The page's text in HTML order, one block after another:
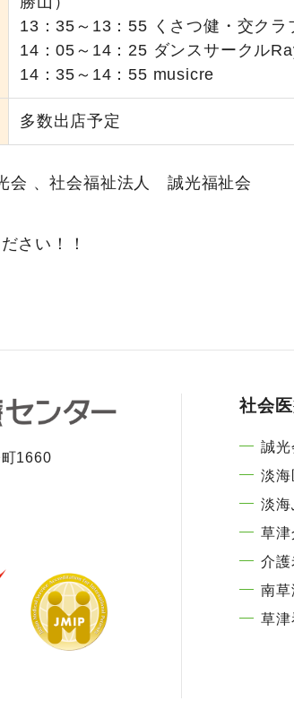
13：35～13：55 くさつ健・交クラ
14：05～14：25 ダンスサークル
14：35～14：55 musicre
多数出店予定
会 、社会福祉法人 誠光福祉会
さい！！
1660
社会
誠
淡海
淡海
草津
介護
南草
草津